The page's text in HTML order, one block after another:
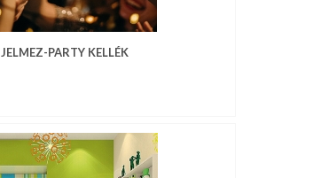
JELMEZ-PARTY KELLÉK